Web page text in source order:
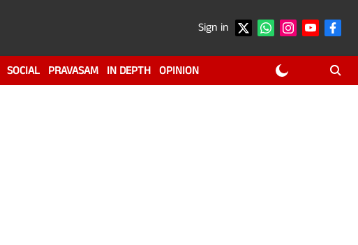
Sign in
SOCIAL PRAVASAM IN DEPTH OPINION